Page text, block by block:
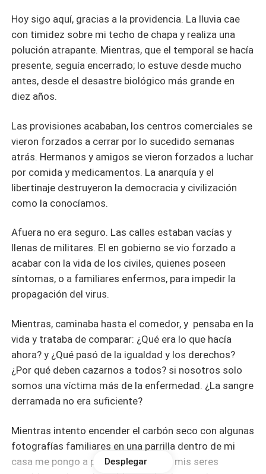
Hoy sigo aquí, gracias a la providencia. La lluvia cae
con timidez sobre mi techo de chapa y realiza una
polución atrapante. Mientras, que el temporal se hacía
presente, seguía encerrado; lo estuve desde mucho
antes, desde el desastre biológico más grande en
diez años.
Las provisiones acababan, los centros comerciales se
vieron forzados a cerrar por lo sucedido semanas
atrás. Hermanos y amigos se vieron forzados a luchar
por comida y medicamentos. La anarquía y el
libertinaje destruyeron la democracia y civilización
como la conocíamos.
Afuera no era seguro. Las calles estaban vacías y
llenas de militares. El en gobierno se vio forzado a
acabar con la vida de los civiles, quienes poseen
síntomas, o a familiares enfermos, para impedir la
propagación del virus.
Mientras, caminaba hasta el comedor, y pensaba en la
vida y trataba de comparar: ¿Qué era lo que hacía
ahora? y ¿Qué pasó de la igualdad y los derechos?
¿Por qué deben cazarnos a todos? si nosotros solo
somos una víctima más de la enfermedad. ¿La sangre
derramada no era suficiente?
Mientras intento encender el carbón seco con algunas
fotografías familiares en una parrilla dentro de mi
casa me pongo a pensar, recuerdo a mis seres
Desplegar